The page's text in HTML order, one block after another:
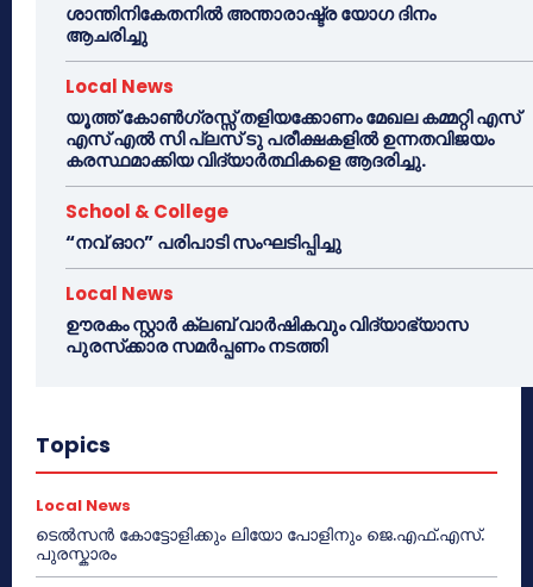
ശാന്തിനികേതനിൽ അന്താരാഷ്ട്ര യോഗ ദിനം
ആചരിച്ചു
Local News
യൂത്ത് കോൺഗ്രസ്സ് തളിയക്കോണം മേഖല കമ്മറ്റി എസ്
എസ് എൽ സി പ്ലസ് ടു പരീക്ഷകളിൽ ഉന്നതവിജയം
കരസ്ഥമാക്കിയ വിദ്യാർത്ഥികളെ ആദരിച്ചു.
School & College
“നവ് ഓറ” പരിപാടി സംഘടിപ്പിച്ചു
Local News
ഊരകം സ്റ്റാർ ക്ലബ് വാർഷികവും വിദ്യാഭ്യാസ
പുരസ്‌ക്കാര സമർപ്പണം നടത്തി
Topics
Local News
ടെൽസൻ കോട്ടോളിക്കും ലിയോ പോളിനും ജെ.എഫ്.എസ്.
പുരസ്കാരം